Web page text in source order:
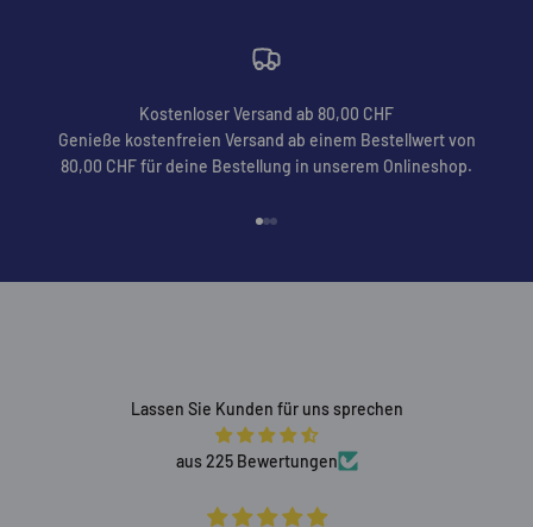
Kostenloser Versand ab 80,00 CHF
Genieße kostenfreien Versand ab einem Bestellwert von
80,00 CHF für deine Bestellung in unserem Onlineshop.
Lassen Sie Kunden für uns sprechen
aus 225 Bewertungen